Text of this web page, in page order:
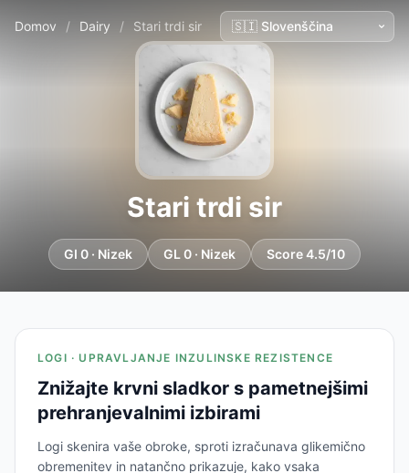
Domov / Dairy / Stari trdi sir
Stari trdi sir
GI 0 · Nizek GL 0 · Nizek Score 4.5/10
LOGI · UPRAVLJANJE INZULINSKE REZISTENCE
Znižajte krvni sladkor s pametnejšimi
prehranjevalnimi izbirami
Logi skenira vaše obroke, sproti izračunava glikemično
obremenitev in natančno prikazuje, kako vsaka